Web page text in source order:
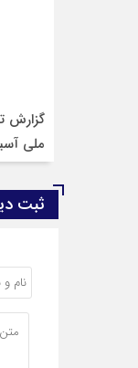
گزارش
ملی
ثبت